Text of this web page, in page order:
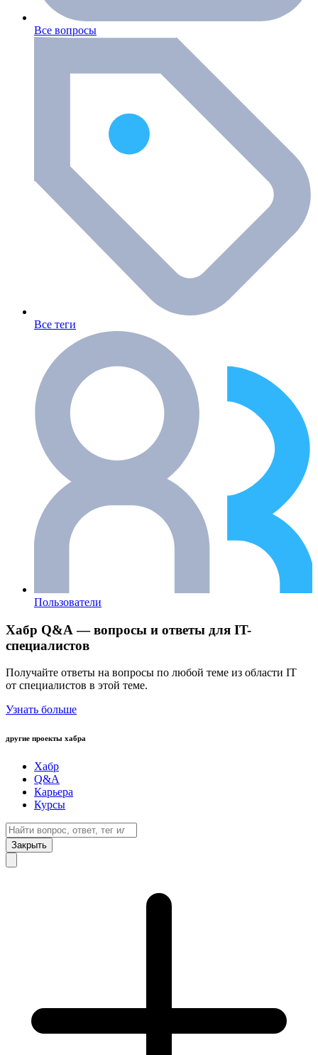
Все вопросы
Все теги
Пользователи
Хабр Q&A — вопросы и ответы для IT-
специалистов
Получайте ответы на вопросы по любой теме из области IT
от специалистов в этой теме.
Узнать больше
другие проекты хабра
Хабр
Q&A
Карьера
Курсы
Закрыть